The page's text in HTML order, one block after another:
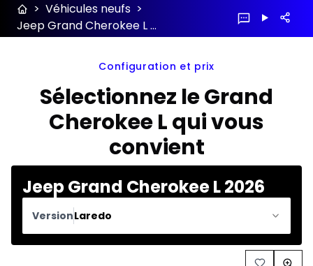
> Véhicules neufs >
Jeep Grand Cherokee L 2026 configuration et prix
Configuration et prix
Sélectionnez le Grand
Cherokee L qui vous
convient
Jeep Grand Cherokee L 2026
VersionLaredo